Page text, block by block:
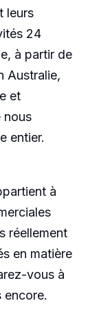
leurs
24
à partir de
Australie,
et
nous
entier.
à
réellement
en matière
vous à